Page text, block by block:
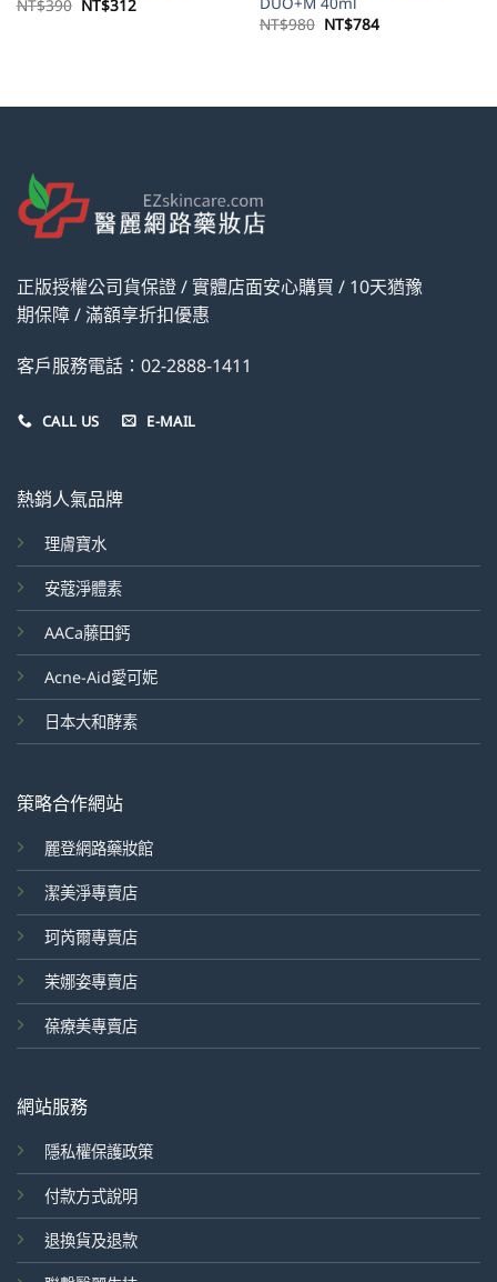
NT$390 NT$312
NT$980 原
始
NT$784目
前
正版授權公司貨保證 / 實體店面安心購買 / 10天猶豫
期保障 / 滿額享折扣優惠
客戶服務電話：02-2888-1411
CALL US E-MAIL
熱銷人氣品牌
理膚寶水
安蔻淨體素
AACa藤田鈣
Acne-Aid愛可妮
日本大和酵素
策略合作網站
麗登網路藥妝館
潔美淨專賣店
珂芮爾專賣店
茉娜姿專賣店
葆療美專賣店
網站服務
隱私權保護政策
付款方式說明
退換貨及退款